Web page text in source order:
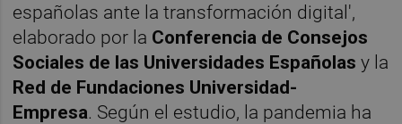
españolas ante la transformación digital',
elaborado por la Conferencia de Consejos
Sociales de las Universidades Españolas y la
Red de Fundaciones Universidad-
Empresa. Según el estudio, la pandemia ha